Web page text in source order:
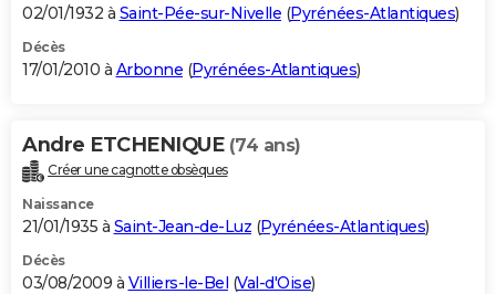
02/01/1932 à Saint-Pée-sur-Nivelle (Pyrénées-Atlantiques)
Décès
17/01/2010 à Arbonne (Pyrénées-Atlantiques)
Andre ETCHENIQUE (74 ans)
Créer une cagnotte obsèques
Naissance
21/01/1935 à Saint-Jean-de-Luz (Pyrénées-Atlantiques)
Décès
03/08/2009 à Villiers-le-Bel (Val-d'Oise)